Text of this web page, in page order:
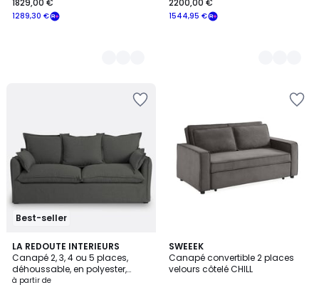
1289,30 €
1829,00 €
1544,95 €
2200,00 €
Best-seller
LA REDOUTE INTERIEURS
Canapé 2, 3, 4 ou 5 places,
déhoussable, en polyester,
ODNA
à partir de
4,2
/ 5
4
Couleurs
SWEEEK
Canapé convertible 2 places
velours côtelé CHILL
4,1
/ 5
5
Couleurs